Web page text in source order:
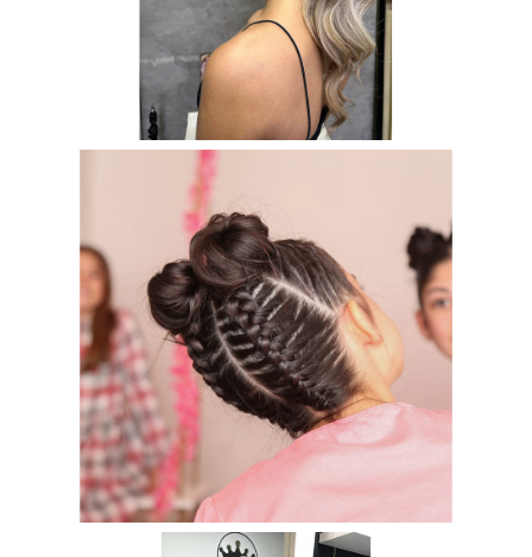
7. Čega ste morali da se odreknete?
Provedenog vremena sa svojom decom.
8. Šta je to što Vas je vuklo napred i kako ste se
motivisali i kada dođu loša vremena?
Ne smem da odustanem, mora da bude bolje.
9. Zbog čega je bolje da žena bude preduzetnica
nego da bude zaposlena u nekoj firmi?
U mom slučaju ne volim preduzetnike koji glume
velike gazde, ja nisam jedna od tih.
10. Kako biste posavetovali nove preduzetnice ili
mlađu Vas da možete?
Da biste uspeli u poslu, morate da se prema svojim
zaposlenima postavite kao kolege a ne kao gazda,
direktor. Važno je da zaposleni budu zadovoljni jer
kad su oni zadovoljni u poslu se mogu videti dobri
rezultati, da dobar promet ne zavisi samo od klijenta